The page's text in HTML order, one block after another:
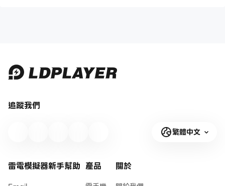
追蹤我們
繁體中文
雷電模擬器新手幫助 產品 關於